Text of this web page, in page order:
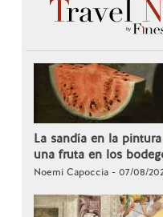
La sandía en la
una fruta en los
Noemi Capoccia - 07/08/